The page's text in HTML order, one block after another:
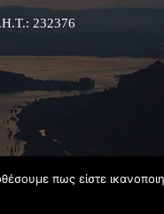
232376
πως είστε